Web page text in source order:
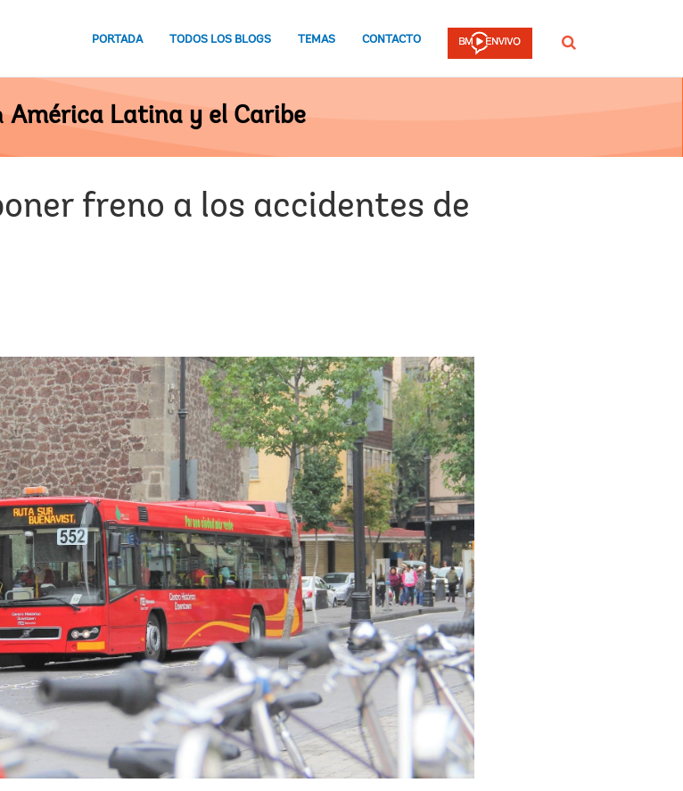
PORTADA TODOS LOS BLOGS TEMAS CONTACTO Buscar
América Latina y el Caribe
freno a los accidentes de